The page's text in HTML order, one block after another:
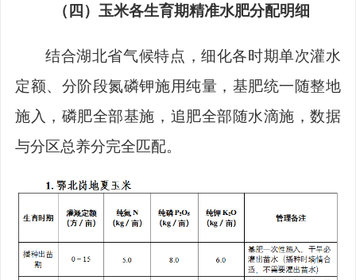
（四） 玉米各生育期精准水肥分配明细
结合湖北省气候特点，细化各时期单次灌水
定额、分阶段氮磷钾施用纯量，基肥统一随整地
施入， 磷肥全部基施， 追肥全部随水滴施，数据
与分区总养分完全匹配。